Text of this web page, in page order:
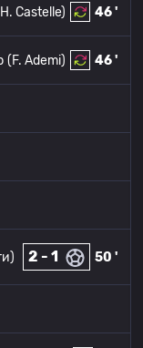
46 '
Castelle)
46 '
(F. Ademi)
50 '
2 - 1